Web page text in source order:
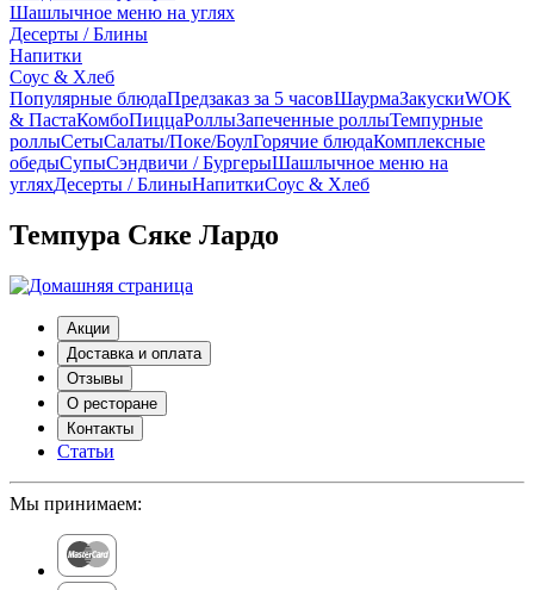
Шашлычное меню на углях
Десерты / Блины
Напитки
Соус & Хлеб
Популярные блюдаПредзаказ за 5 часовШаурмаЗакускиWOK
& ПастаКомбоПиццаРоллыЗапеченные роллыТемпурные
роллыСетыCалаты/Поке/БоулГорячие блюдаКомплексные
обедыСупыСэндвичи / БургерыШашлычное меню на
угляхДесерты / БлиныНапиткиСоус & Хлеб
Темпура Сяке Лардо
Акции
Доставка и оплата
Отзывы
О ресторане
Контакты
Статьи
Мы принимаем: